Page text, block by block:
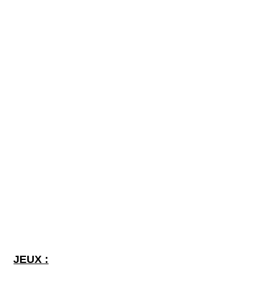
JEUX :